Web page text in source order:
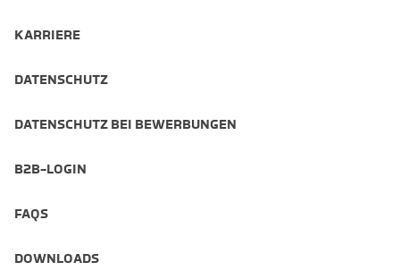
KARRIERE
DATENSCHUTZ
DATENSCHUTZ BEI BEWERBUNGEN
B2B-LOGIN
FAQS
DOWNLOADS